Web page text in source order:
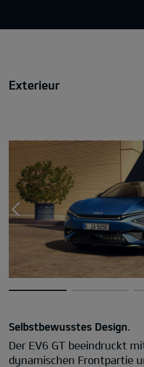
Exterieur
Selbstbewusstes Design.
Der EV6 GT beeindruckt
dynamischen Frontpartie